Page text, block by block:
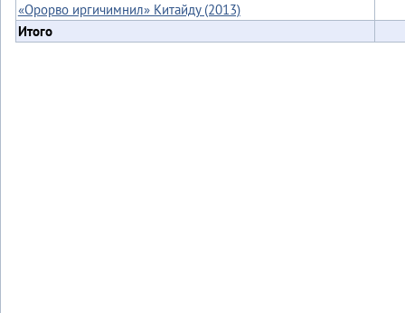
«Орорво иргичимнил» Китайду (2013)
Итого